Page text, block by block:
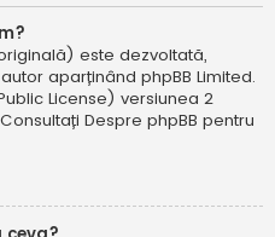
este dezvoltată,
aparținând phpBB Limited.
License) versiunea 2
Despre phpBB pentru